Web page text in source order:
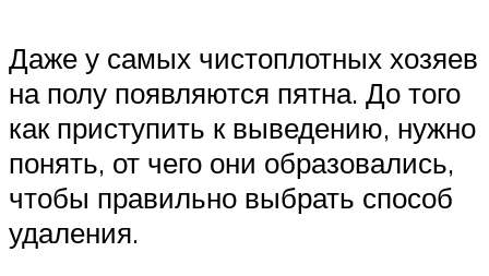
Даже у самых чистоплотных хозяев
на полу появляются пятна. До того
как приступить к выведению, нужно
понять, от чего они образовались,
чтобы правильно выбрать способ
удаления.